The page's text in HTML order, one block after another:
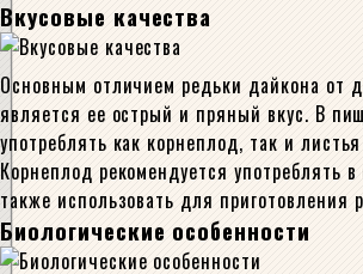
Вкусовые качества
Основным отличием редьки дайкона от
является ее острый и пряный вкус. В
употреблять как корнеплод, так и
Корнеплод рекомендуется употреблять
также использовать для приготовления
Биологические особенности